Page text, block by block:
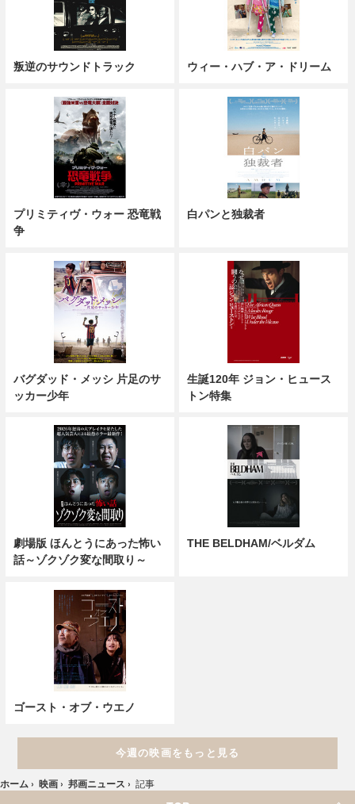
叛逆のサウンドトラック ウィー・ハブ・ア・ドリーム
プリミティヴ・ウォー 恐竜戦
争
白パンと独裁者
バグダッド・メッシ 片足のサ
ッカー少年
生誕120年 ジョン・ヒュース
トン特集
劇場版 ほんとうにあった怖い
話～ゾクゾク変な間取り～
THE BELDHAM/ベルダム
ゴースト・オブ・ウエノ
今週の映画をもっと見る
ホーム › 映画 › 邦画ニュース › 記事